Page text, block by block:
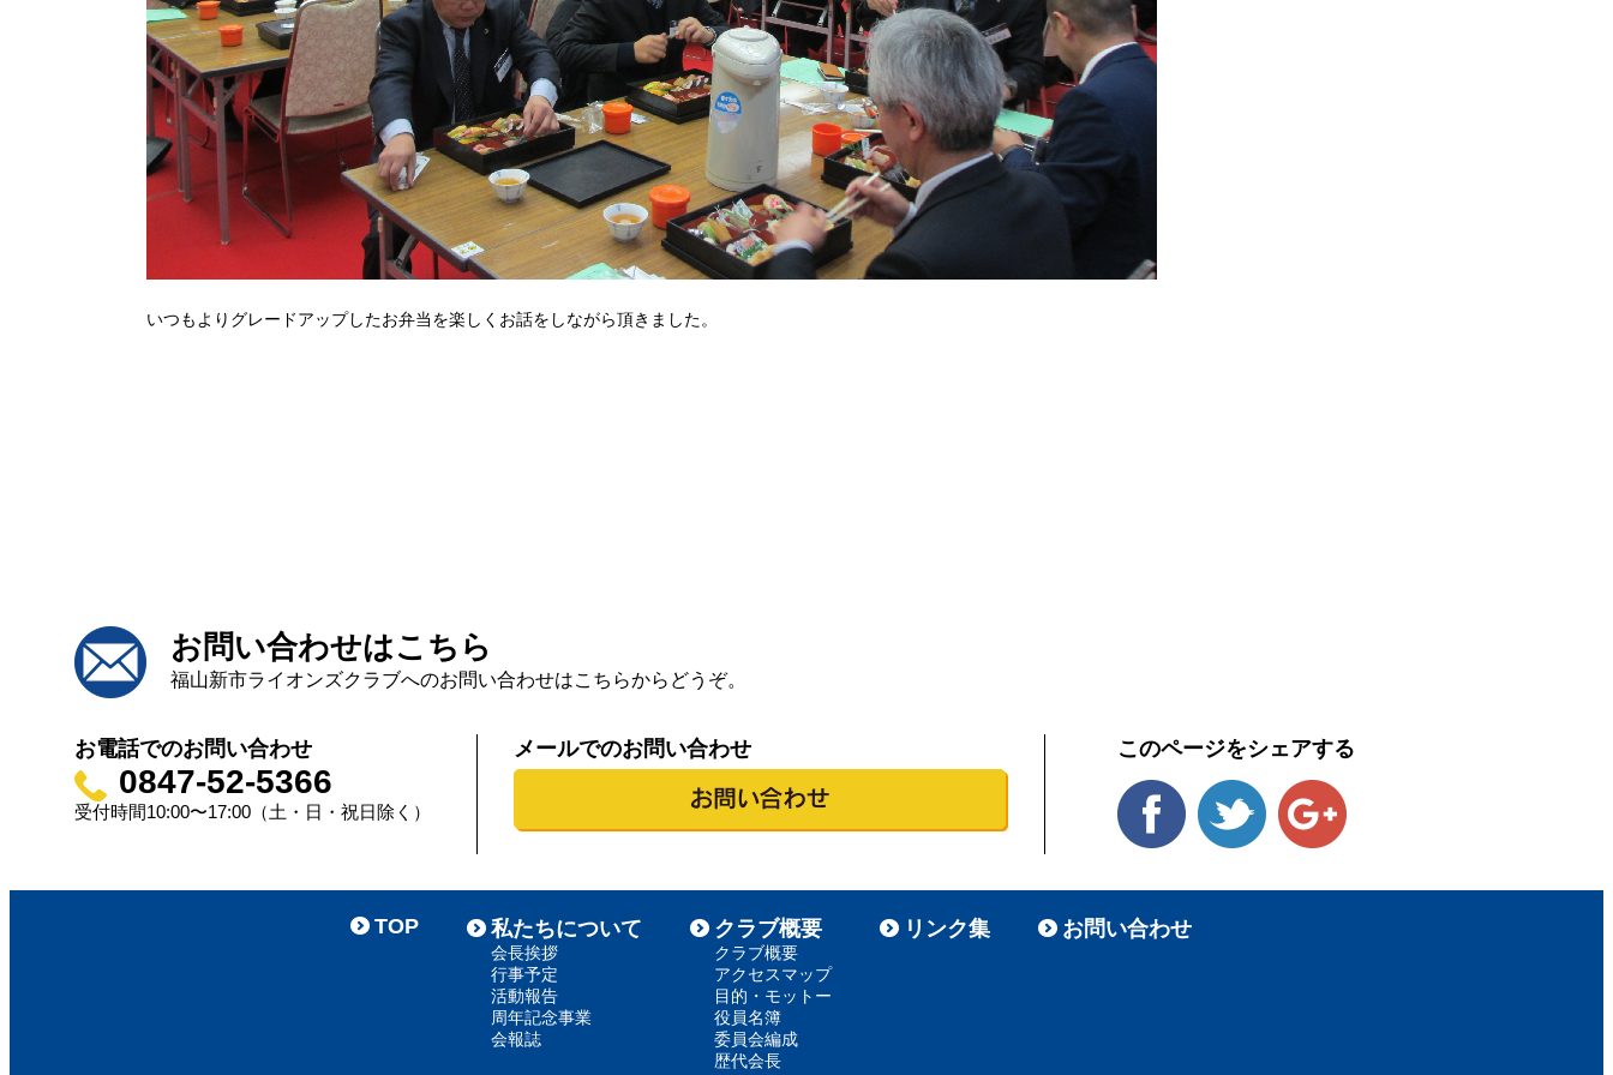
いつもよりグレードアップしたお弁当を楽しくお話をしながら頂きました。
お問い合わせはこちら
福山新市ライオンズクラブへのお問い合わせはこちらからどうぞ。
お電話でのお問い合わせ
0847-52-5366
受付時間10:00〜17:00（土・日・祝日除く）
メールでのお問い合わせ このページをシェアする
TOP 私たちについて
会長挨拶
行事予定
活動報告
周年記念事業
会報誌
クラブ概要
クラブ概要
アクセスマップ
目的・モットー
役員名簿
委員会編成
歴代会長
リンク集 お問い合わせ